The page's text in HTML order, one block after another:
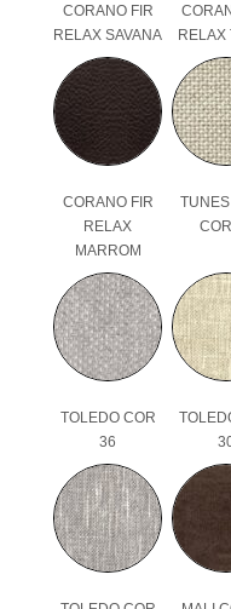
CORANO FIR
RELAX SAVANA
RELAX
CORANO FIR
RELAX
MARROM
TOLEDO COR
36